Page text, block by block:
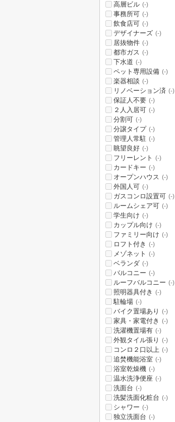
高層ビル (-)
事務所可 (-)
飲食店可 (-)
デザイナーズ (-)
居抜物件 (-)
都市ガス (-)
下水道 (-)
ペット専用設備 (-)
楽器相談 (-)
リノベーション済 (-)
保証人不要 (-)
２人入居可 (-)
分割可 (-)
分譲タイプ (-)
管理人常駐 (-)
眺望良好 (-)
フリーレント (-)
カードキー (-)
オープンハウス (-)
外国人可 (-)
ガスコンロ設置可 (-)
ルームシェア可 (-)
学生向け (-)
カップル向け (-)
ファミリー向け (-)
ロフト付き (-)
メゾネット (-)
ベランダ (-)
バルコニー (-)
ルーフバルコニー (-)
照明器具付き (-)
駐輪場 (-)
バイク置場あり (-)
家具・家電付き (-)
洗濯機置場有 (-)
外観タイル張り (-)
コンロ２口以上 (-)
追焚機能浴室 (-)
浴室乾燥機 (-)
温水洗浄便座 (-)
洗面台 (-)
洗髪洗面化粧台 (-)
シャワー (-)
独立洗面台 (-)